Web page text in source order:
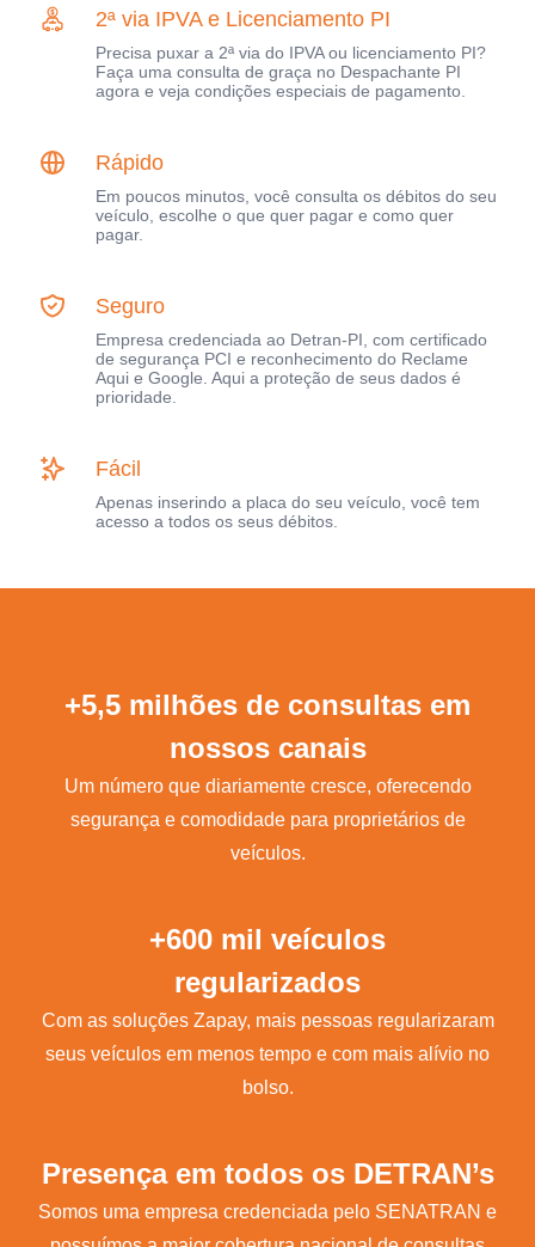
2ª via IPVA e Licenciamento PI
Precisa puxar a 2ª via do IPVA ou licenciamento PI?
Faça uma consulta de graça no Despachante PI
agora e veja condições especiais de pagamento.
Rápido
Em poucos minutos, você consulta os débitos do seu
veículo, escolhe o que quer pagar e como quer
pagar.
Seguro
Empresa credenciada ao Detran-PI, com certificado
de segurança PCI e reconhecimento do Reclame
Aqui e Google. Aqui a proteção de seus dados é
prioridade.
Fácil
Apenas inserindo a placa do seu veículo, você tem
acesso a todos os seus débitos.
+5,5 milhões de consultas em
nossos canais
Um número que diariamente cresce, oferecendo
segurança e comodidade para proprietários de
veículos.
+600 mil veículos
regularizados
Com as soluções Zapay, mais pessoas regularizaram
seus veículos em menos tempo e com mais alívio no
bolso.
Presença em todos os DETRAN’s
Somos uma empresa credenciada pelo SENATRAN e